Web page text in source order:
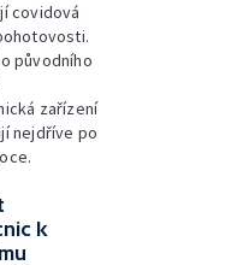
covidová
původního
zařízení
nejdříve po
k